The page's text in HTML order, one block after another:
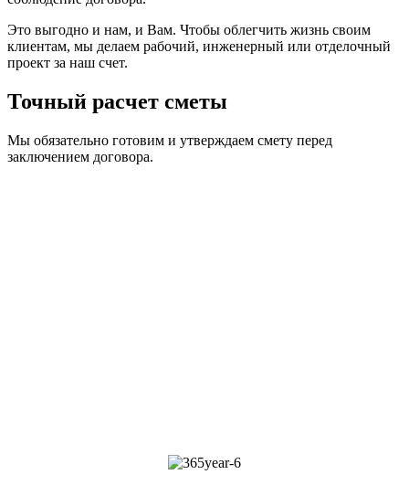
Это выгодно и нам, и Вам. Чтобы облегчить жизнь своим
клиентам, мы делаем рабочий, инженерный или отделочный
проект за наш счет.
Точный расчет сметы
Мы обязательно готовим и утверждаем смету перед
заключением договора.